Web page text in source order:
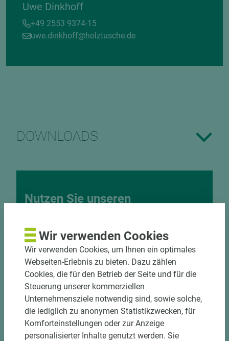
Uwe Dinkhoff
+49 2553 9374-15
uwe.dinkhoff@holztusche.de
DOWNLOADS
Nutzen Sie unseren
Bekantungsfähiger Fixmaßzuschnitt maßhaltig
und winkelgenau
Hohe und präzise Leistung durch
halbautomatische Beschickung
Einzelteiletikettierung auf Wunsch möglich
Materialschonende und kundengerechte
Verpackung der Fixmaße
Jetzt Zuschnitt anfragen
Wir verwenden Cookies
Wir verwenden Cookies, um Ihnen ein optimales
Webseiten-Erlebnis zu bieten. Dazu zählen
Cookies, die für den Betrieb der Seite und für die
Steuerung unserer kommerziellen
Unternehmensziele notwendig sind, sowie solche,
die lediglich zu anonymen Statistikzwecken, für
Komforteinstellungen oder zur Anzeige
personalisierter Inhalte genutzt werden. Sie